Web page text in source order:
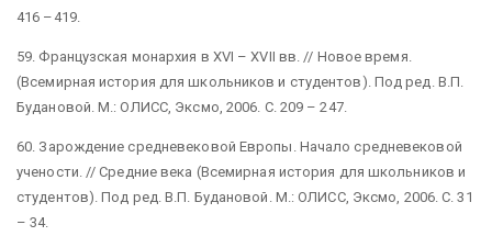
416 –419.
59. Французская монархия в XVI – XVII вв. // Новое время.
(Всемирная история для школьников и студентов). Под ред. В.П.
Будановой. М.: ОЛИСС, Эксмо, 2006. С. 209 – 247.
60. Зарождение средневековой Европы. Начало средневековой
учености. // Средние века (Всемирная история для школьников и
студентов). Под ред. В.П. Будановой. М.: ОЛИСС, Эксмо, 2006. С. 31
– 34.